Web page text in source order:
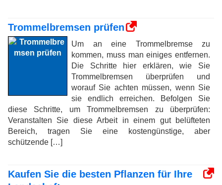
Trommelbremsen prüfen
Um an eine Trommelbremse zu
kommen, muss man einiges entfernen.
Die Schritte hier erklären, wie Sie
Trommelbremsen überprüfen und
worauf Sie achten müssen, wenn Sie
sie endlich erreichen. Befolgen Sie
diese Schritte, um Trommelbremsen zu überprüfen:
Veranstalten Sie diese Arbeit in einem gut belüfteten
Bereich, tragen Sie eine kostengünstige, aber
schützende […]
Kaufen Sie die besten Pflanzen für Ihre